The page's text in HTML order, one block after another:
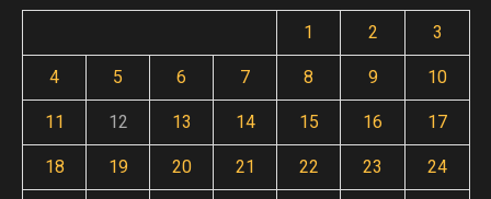
1 2 3
4 5 6 7 8 9 10
11 12 13 14 15 16 17
18 19 20 21 22 23 24